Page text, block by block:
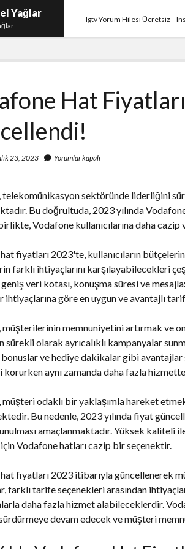
Yağlar
Igtv Yorum Hilesi Ücretsiz
Hat
23, 2023 Yorumlar kapalı
telekomünikasyon sektöründe liderliğini
Bu doğrultuda, 2023 yılında
Vodafone kullanıcılarına daha
fiyatları 2023'te, kullanıcıların
farklı ihtiyaçlarını karşılayabilecekleri
veri kotası, konuşma süresi ve
ihtiyaçlarına göre en uygun ve avantajlı
müşterilerinin memnuniyetini artırmak ve
sürekli olarak ayrıcalıklı kampanyalar
ve hediye dakikalar gibi avantajlar
korurken aynı zamanda daha fazla
odaklı bir yaklaşımla hareket
Bu nedenle, 2023 yılında fiyat
amaçlanmaktadır. Yüksek
Vodafone hatları cazip bir seçenektir.
fiyatları 2023 itibarıyla güncellenerek
farklı tarife seçenekleri arasından
daha fazla hizmet alabileceklerdir.
devam edecek ve müşteri